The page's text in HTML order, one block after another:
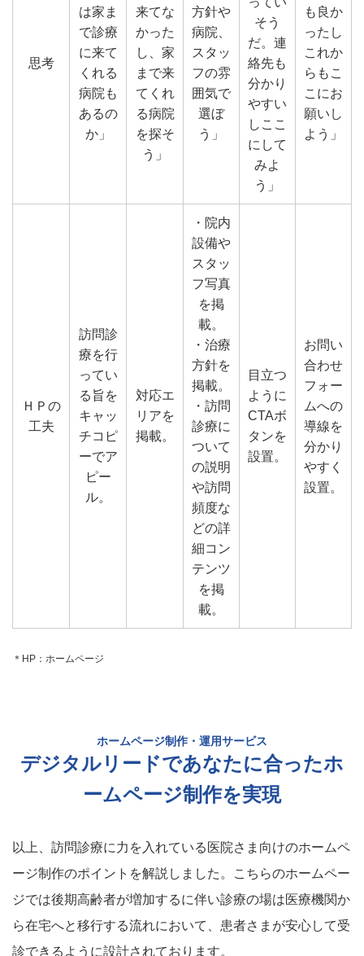
思考
は家ま
で診療
に来て
くれる
病院も
あるの
か」
来てな
かった
し、家
まで来
てくれ
る病院
を探そ
う」
方針や
病院、
スタッ
フの雰
囲気で
選ぼ
う」
そう
だ。連
絡先も
分かり
やすい
しここ
にして
みよ
う」
も良か
ったし
これか
らもこ
こにお
願いし
よう」
ＨＰの
工夫
訪問診
療を行
ってい
る旨を
キャッ
チコピ
ーでア
ピー
ル。
対応エ
リアを
掲載。
・院内
設備や
スタッ
フ写真
を掲
載。
・治療
方針を
掲載。
・訪問
診療に
ついて
の説明
や訪問
頻度な
どの詳
細コン
テンツ
を掲
載。
目立つ
ように
CTAボ
タンを
設置。
お問い
合わせ
フォー
ムへの
導線を
分かり
やすく
設置。
＊HP：ホームページ
ホームページ制作・運用サービス
デジタルリードであなたに合ったホ
ームページ制作を実現
以上、訪問診療に力を入れている医院さま向けのホームペ
ージ制作のポイントを解説しました。こちらのホームペー
ジでは後期高齢者が増加するに伴い診療の場は医療機関か
ら在宅へと移行する流れにおいて、患者さまが安心して受
診できるように設計されております。